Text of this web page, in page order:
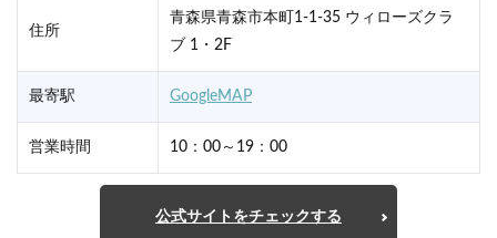
住所
青森県青森市本町1-1-35 ウィローズクラ
ブ 1・2F
最寄駅 GoogleMAP
営業時間 10：00～19：00
公式サイトをチェックする